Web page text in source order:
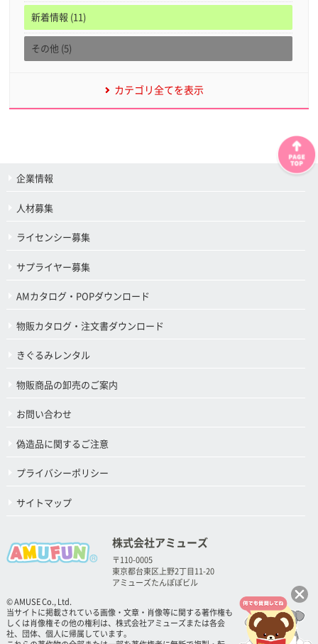
新着情報 (11)
その他 (5)
カテゴリ全てを表示
企業情報
人材募集
ライセンシー募集
サプライヤー募集
AMカタログ・POPダウンロード
物販カタログ・注文書ダウンロード
きぐるみレンタル
物販商品の卸売のご案内
お問い合わせ
偽造品に関するご注意
プライバシーポリシー
サイトマップ
株式会社アミューズ
〒110-0005
東京都台東区上野2丁目11-20
アミューズたんぽぽビル
© AMUSE Co., Ltd.
当サイトに掲載されている画像・文章・肖像等に関する著作権も
しくは肖像権その他の権利は、株式会社アミューズまたは各会
社、団体、個人に帰属しています。